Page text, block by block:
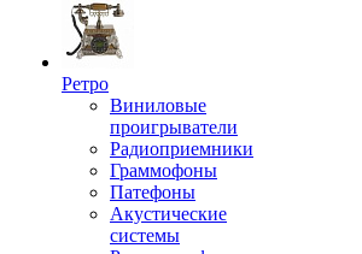
Ретро
Виниловые
проигрыватели
Радиоприемники
Граммофоны
Патефоны
Акустические
системы